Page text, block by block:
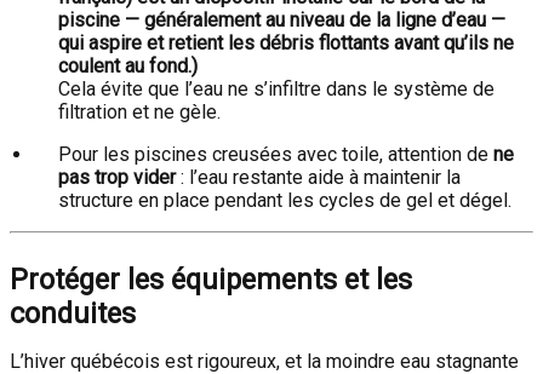
piscine — généralement au niveau de la ligne d’eau —
qui aspire et retient les débris flottants avant qu’ils ne
coulent au fond.)
Cela évite que l’eau ne s’infiltre dans le système de
filtration et ne gèle.
Pour les piscines creusées avec toile, attention de ne
pas trop vider: l’eau restante aide à maintenir la
structure en place pendant les cycles de gel et dégel.
Protéger les équipements et les
conduites
L’hiver québécois est rigoureux, et la moindre eau stagnante